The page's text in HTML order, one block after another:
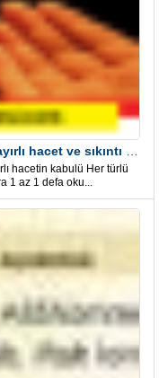
hacetin kabulü Her türlü
1 az 1 defa oku...